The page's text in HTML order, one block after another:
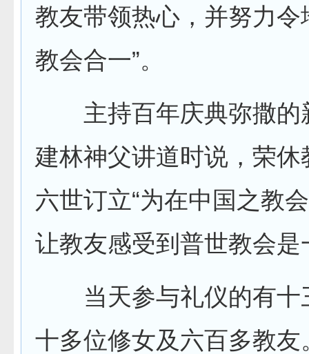
教友带领热心，并努力令
教会合一”。
主持百年庆典弥撒的
建林神父讲道时说，荣休
六世订立“为在中国之教
让教友感受到普世教会是
当天参与礼仪的有十
十多位修女及六百多教友